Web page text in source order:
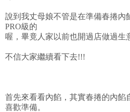
說到我丈母娘不管是在準備春捲內
PRO級的
喔，畢竟人家以前也開過店做過生
不信大家繼續看下去!!!
首先來看看內餡，其實春捲的內餡
喜歡準備。